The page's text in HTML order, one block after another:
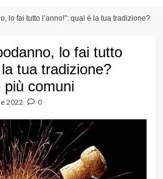
lo fai tutto l’anno!”: qual è la tua tradizione?
lo fai tutto
la tua tradizione?
comuni
2022 0